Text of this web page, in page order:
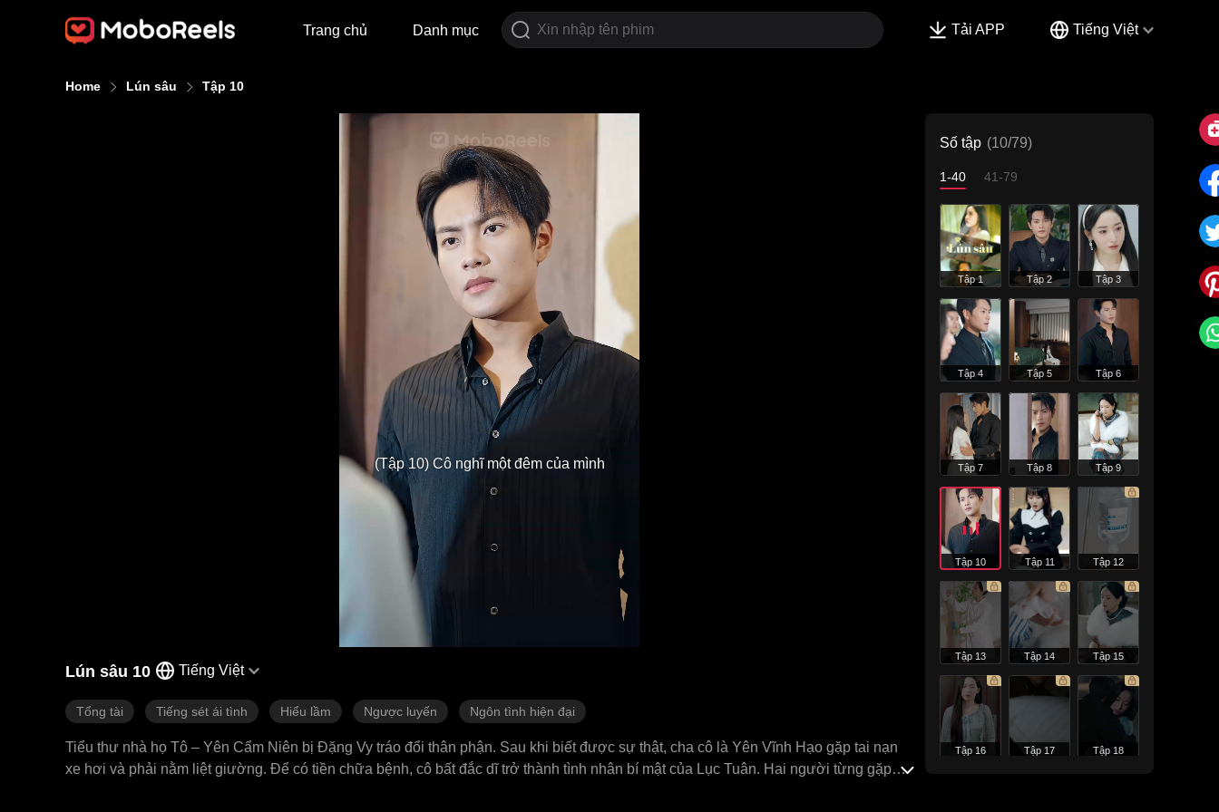
Trang chủ Danh mục Tải APP Tiếng Việt
Home Lún sâu Tập 10
(Tập 10) Cô nghĩ một đêm của mình
Lún sâu 10 Tiếng Việt
Tổng tài Tiếng sét ái tình Hiểu lầm Ngược luyến Ngôn tình hiện đại
Tiểu thư nhà họ Tô – Yên Cẩm Niên bị Đặng Vy tráo đổi thân phận. Sau khi biết được sự thật, cha cô là Yên Vĩnh Hạo gặp tai nạn
xe hơi và phải nằm liệt giường. Để có tiền chữa bệnh, cô bất đắc dĩ trở thành tình nhân bí mật của Lục Tuân. Hai người từng gặp
Số tập (10/79)
1-40 41-79
Tập 1 Tập 2 Tập 3
Tập 4 Tập 5 Tập 6
Tập 7 Tập 8 Tập 9
Tập 10 Tập 11 Tập 12
Tập 13 Tập 14 Tập 15
Tập 16 Tập 17 Tập 18